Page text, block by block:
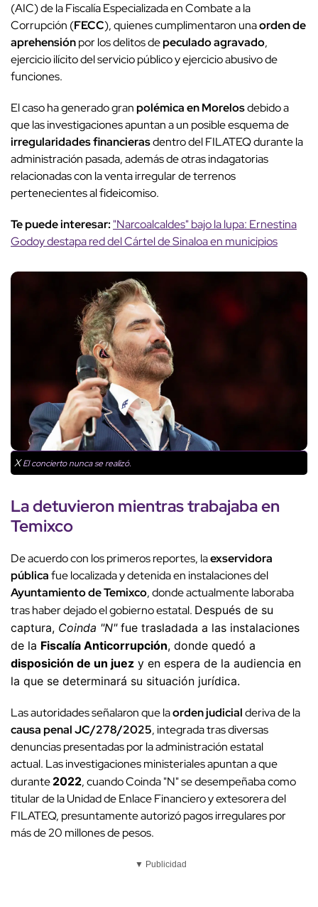
(AIC) de la Fiscalía Especializada en Combate a la
Corrupción (FECC), quienes cumplimentaron unaorden de
aprehensiónpor los delitos depeculado agravado,
ejercicio ilícito del servicio público y ejercicio abusivo de
funciones.
El caso ha generado granpolémica en Morelosdebido a
que las investigaciones apuntan a un posible esquema de
irregularidades financierasdentro del FILATEQ durante la
administración pasada, además de otras indagatorias
relacionadas con la venta irregular de terrenos
pertenecientes al fideicomiso.
Te puede interesar: "Narcoalcaldes" bajo la lupa: Ernestina
Godoy destapa red del Cártel de Sinaloa en municipios
XEl concierto nunca se realizó.
La detuvieron mientras trabajaba en
Temixco
De acuerdo con los primeros reportes, laexservidora
públicafue localizada y detenida en instalaciones del
Ayuntamiento de Temixco, donde actualmente laboraba
tras haber dejado el gobierno estatal. Después de su
captura, Coinda "N"fue trasladada a las instalaciones
de la Fiscalía Anticorrupción, donde quedó a
disposición de un juez y en espera de la audiencia en
la que se determinará su situación jurídica.
Las autoridades señalaron que laorden judicialderiva de la
causa penal JC/278/2025, integrada tras diversas
denuncias presentadas por la administración estatal
actual. Las investigaciones ministeriales apuntan a que
durante 2022, cuando Coinda "N" se desempeñaba como
titular de la Unidad de Enlace Financiero y extesorera del
FILATEQ, presuntamente autorizó pagos irregulares por
más de 20 millones de pesos.
▼ Publicidad